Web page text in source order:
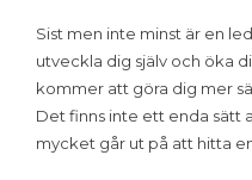
Sist men inte minst är en
utveckla dig själv och öka
kommer att göra dig mer
Det finns inte ett enda sätt
mycket går ut på att hitta